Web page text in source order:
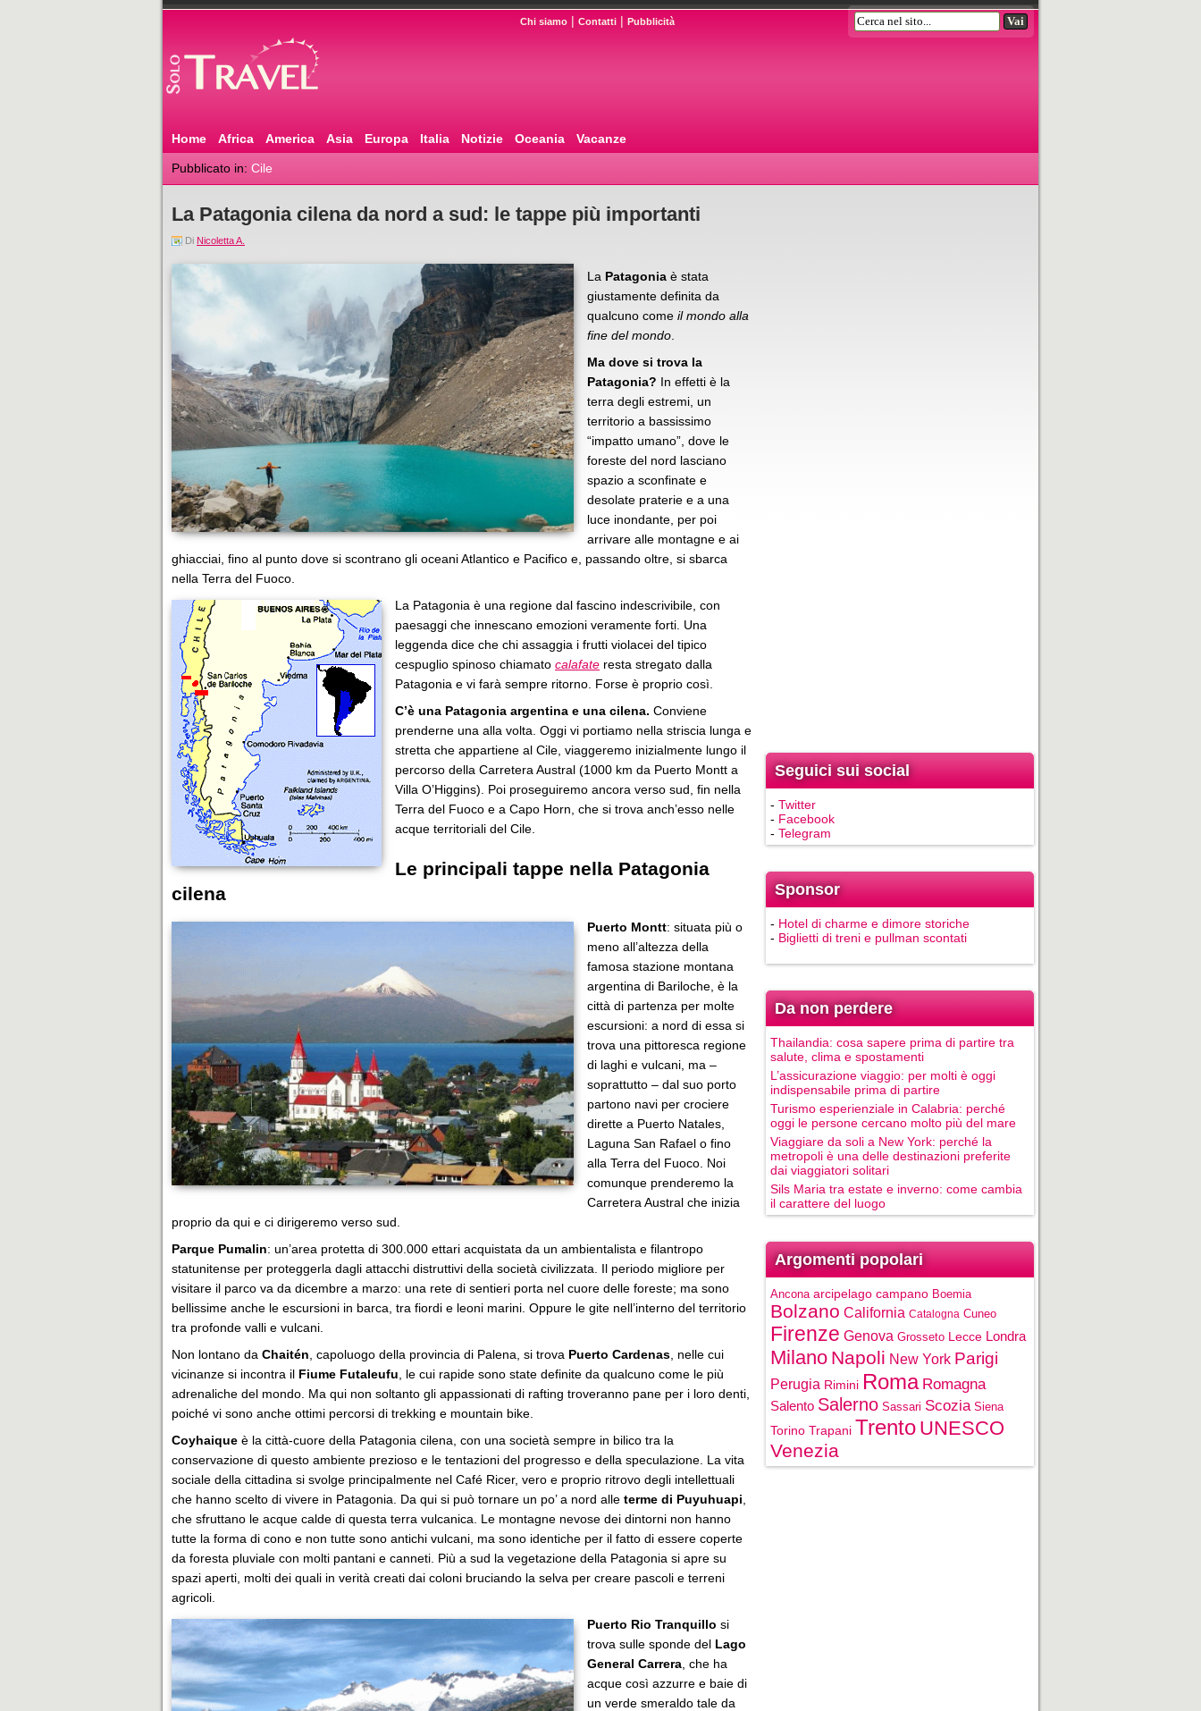
Chi siamo | Contatti | Pubblicità
Home Africa America Asia Europa Italia Notizie Oceania Vacanze
Pubblicato in: Cile
La Patagonia cilena da nord a sud: le tappe più importanti
Di Nicoletta A.
La Patagonia è stata
giustamente definita da
qualcuno come il mondo alla
fine del mondo
Ma dove si trova la
Patagonia? In effetti è la
terra degli estremi, un
territorio a bassissimo
“impatto umano”, dove le
foreste del nord lasciano
spazio a sconfinate e
desolate praterie e a una
luce inondante, per poi
arrivare alle montagne e ai
ghiacciai, fino al punto dove si scontrano gli oceani Atlantico e Pacifico e, passando oltre, si sbarca
nella Terra del Fuoco.
La Patagonia è una regione dal fascino indescrivibile, con
paesaggi che innescano emozioni veramente forti. Una
leggenda dice che chi assaggia i frutti violacei del tipico
cespuglio spinoso chiamato calafate resta stregato dalla
Patagonia e vi farà sempre ritorno. Forse è proprio così.
C’è una Patagonia argentina e una cilena. Conviene
prenderne una alla volta. Oggi vi portiamo nella striscia lunga e
stretta che appartiene al Cile, viaggeremo inizialmente lungo il
percorso della Carretera Austral (1000 km da Puerto Montt a
Villa O’Higgins). Poi proseguiremo ancora verso sud, fin nella
Terra del Fuoco e a Capo Horn, che si trova anch’esso nelle
acque territoriali del Cile.
Le principali tappe nella Patagonia
cilena
Puerto Montt: situata più o
meno all’altezza della
famosa stazione montana
argentina di Bariloche, è la
città di partenza per molte
escursioni: a nord di essa si
trova una pittoresca regione
di laghi e vulcani, ma –
soprattutto – dal suo porto
partono navi per crociere
dirette a Puerto Natales,
Laguna San Rafael o fino
alla Terra del Fuoco. Noi
comunque prenderemo la
Carretera Austral che inizia
proprio da qui e ci dirigeremo verso sud.
Parque Pumalin: un’area protetta di 300.000 ettari acquistata da un ambientalista e filantropo
statunitense per proteggerla dagli attacchi distruttivi della società civilizzata. Il periodo migliore per
visitare il parco va da dicembre a marzo: una rete di sentieri porta nel cuore delle foreste; ma sono
bellissime anche le escursioni in barca, tra fiordi e leoni marini. Oppure le gite nell’interno del territorio
tra profonde valli e vulcani.
Non lontano da Chaitén , capoluogo della provincia di Palena, si trova Puerto Cardenas , nelle cui
vicinanze si incontra il Fiume Futaleufu , le cui rapide sono state definite da qualcuno come le più
adrenaliche del mondo. Ma qui non soltanto gli appassionati di rafting troveranno pane per i loro denti,
poiché vi sono anche ottimi percorsi di trekking e mountain bike.
Coyhaique è la città-cuore della Patagonia cilena, con una società sempre in bilico tra la
conservazione di questo ambiente prezioso e le tentazioni del progresso e della speculazione. La vita
sociale della cittadina si svolge principalmente nel Café Ricer, vero e proprio ritrovo degli intellettuali
che hanno scelto di vivere in Patagonia. Da qui si può tornare un po’ a nord alle terme di Puyuhuapi
che sfruttano le acque calde di questa terra vulcanica. Le montagne nevose dei dintorni non hanno
tutte la forma di cono e non tutte sono antichi vulcani, ma sono identiche per il fatto di essere coperte
da foresta pluviale con molti pantani e canneti. Più a sud la vegetazione della Patagonia si apre su
spazi aperti, molti dei quali in verità creati dai coloni bruciando la selva per creare pascoli e terreni
agricoli.
Puerto Rio Tranquillo si
trova sulle sponde del Lago
General Carrera , che ha
acque così azzurre e baie di
un verde smeraldo tale da
Seguici sui social
- Twitter
- Facebook
- Telegram
Sponsor
- Hotel di charme e dimore storiche
- Biglietti di treni e pullman scontati
Da non perdere
Thailandia: cosa sapere prima di partire tra
salute, clima e spostamenti
L’assicurazione viaggio: per molti è oggi
indispensabile prima di partire
Turismo esperienziale in Calabria: perché
oggi le persone cercano molto più del mare
Viaggiare da soli a New York: perché la
metropoli è una delle destinazioni preferite
dai viaggiatori solitari
Sils Maria tra estate e inverno: come cambia
il carattere del luogo
Argomenti popolari
Ancona arcipelago campano Boemia
Bolzano California Catalogna Cuneo
Firenze Genova Grosseto Lecce Londra
Milano Napoli New York Parigi
Perugia Rimini Roma Romagna
Salento Salerno Sassari Scozia Siena
Torino Trapani Trento UNESCO
Venezia